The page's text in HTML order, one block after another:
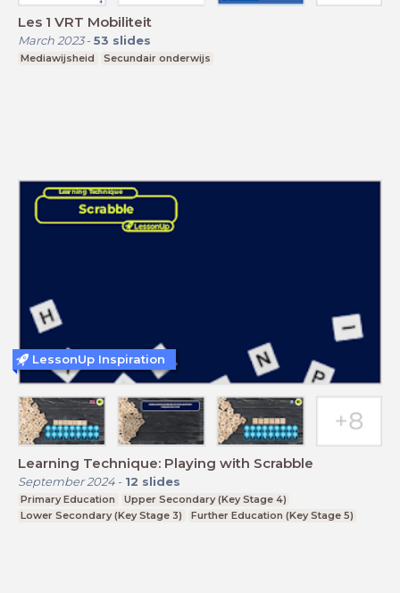
Les 1 VRT Mobiliteit
March 2023- 53 slides
Mediawijsheid Secundair onderwijs
Learning Technique: Playing with Scrabble
September 2024- 12 slides
Primary Education
Upper Secondary (Key Stage 4)
Lower Secondary (Key Stage 3)
Further Education (Key Stage 5)
LessonUp Inspiration